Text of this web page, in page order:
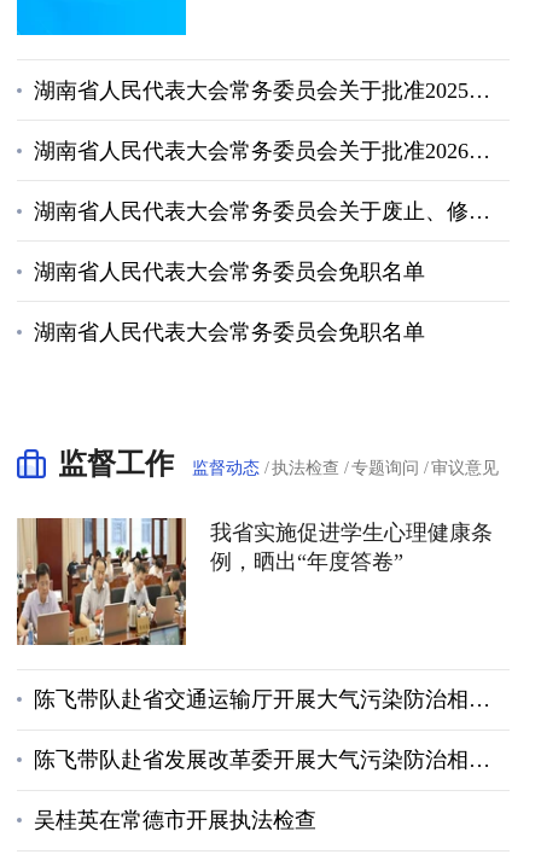
湖南省人民代表大会常务委员会关于批准2025年省级决算的决议
湖南省人民代表大会常务委员会关于批准2026年省级预算调整方案的决议
湖南省人民代表大会常务委员会关于废止、修改部分地方性法规的决定
湖南省人民代表大会常务委员会免职名单
湖南省人民代表大会常务委员会免职名单
监督工作 监督动态 执法检查 专题询问 审议意见
我省实施促进学生心理健康条
例，晒出“年度答卷”
陈飞带队赴省交通运输厅开展大气污染防治相关法律法规执法检查
陈飞带队赴省发展改革委开展大气污染防治相关法律法规执法检查
吴桂英在常德市开展执法检查